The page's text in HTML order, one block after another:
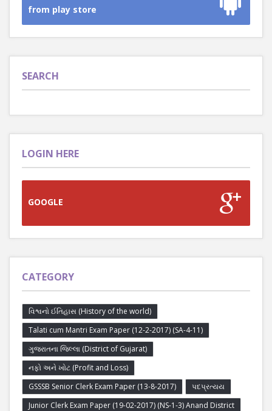
from play store
SEARCH
LOGIN HERE
GOOGLE
CATEGORY
વિશ્વનો ઈતિહાસ (History of the world)
Talati cum Mantri Exam Paper (12-2-2017) (SA-4-11)
ગુજરાતના જિલ્લા (District of Gujarat)
નફો અને ખોટ (Profit and Loss)
GSSSB Senior Clerk Exam Paper (13-8-2017)
પદપ્રત્યય
Junior Clerk Exam Paper (19-02-2017) (NS-1-3) Anand District